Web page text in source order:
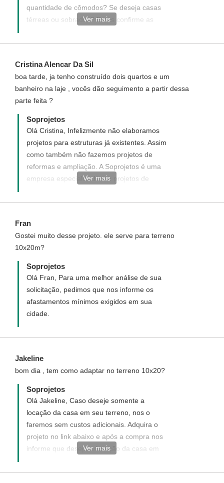
quantidade de cômodos? Se deseja casas
térreas ou sobrados? E nos confirme as
Ver mais
Cristina Alencar Da Sil
boa tarde, ja tenho construído dois quartos e um
banheiro na laje , vocês dão seguimento a partir dessa
parte feita ?
Soprojetos
Olá Cristina, Infelizmente não elaboramos
projetos para estruturas já existentes. Assim
como também não fazemos projetos de
reformas e ampliação. A Soprojetos é uma
empresa especializada em projetos de
sugerimos que contrate um profissional
Ver mais
Fran
Gostei muito desse projeto. ele serve para terreno
10x20m?
Soprojetos
Olá Fran, Para uma melhor análise de sua
solicitação, pedimos que nos informe os
afastamentos mínimos exigidos em sua
cidade.
Jakeline
bom dia , tem como adaptar no terreno 10x20?
Soprojetos
Olá Jakeline, Caso deseje somente a
locação da casa em seu terreno, nos o
faremos sem custos adicionais. Adquira o
projeto no link abaixo e após a compra nos
informe que deseja a locação da casa em
https://www.soprojetos.com.br/projetos-de-
Ver mais